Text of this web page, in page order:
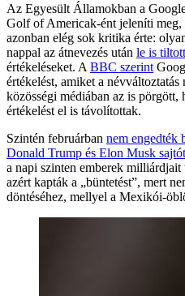
Az Egyesült Államokban a
Golf of Americak-ént jeleníti
azonban elég sok kritika érte:
nappal az átnevezés után le is
értékeléseket. A BBC szerint
értékelést, amiket a
közösségi médiában az is pörgött,
értékelést el is távolítottak.
Szintén februárban nem engedték
Donald Trump és Elon Musk
a napi szinten emberek
azért kapták a „büntetést”, mert
döntéséhez, mellyel a Mexikói-